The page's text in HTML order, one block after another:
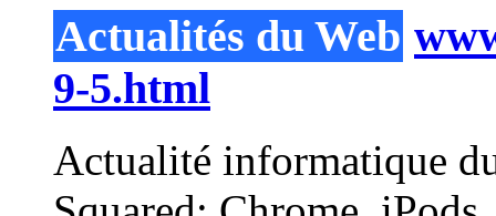
Actualités du Web
9-5.html
Actualité informatique